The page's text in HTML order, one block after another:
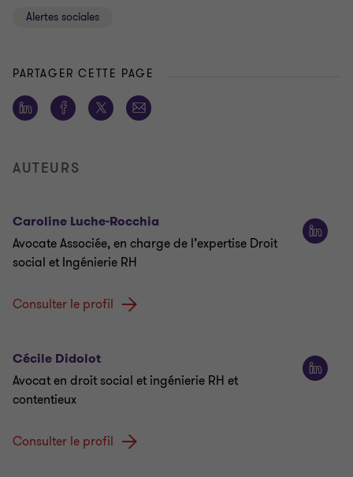
Alertes sociales
PARTAGER CETTE PAGE
AUTEURS
Caroline Luche-Rocchia
Avocate Associée, en charge de l’expertise Droit
social et Ingénierie RH
Consulter le profil
Cécile Didolot
Avocat en droit social et ingénierie RH et
contentieux
Consulter le profil